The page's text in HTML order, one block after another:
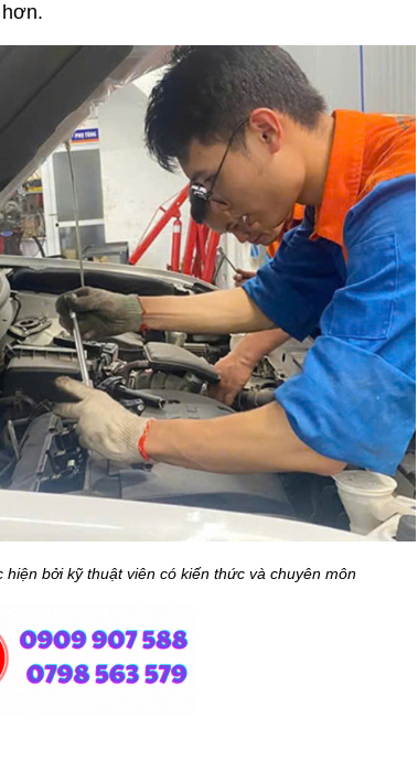
bởi kỹ thuật viên có kiến thức và chuyên môn